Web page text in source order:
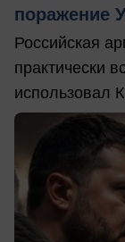
поражение
Российская
практически
использовал